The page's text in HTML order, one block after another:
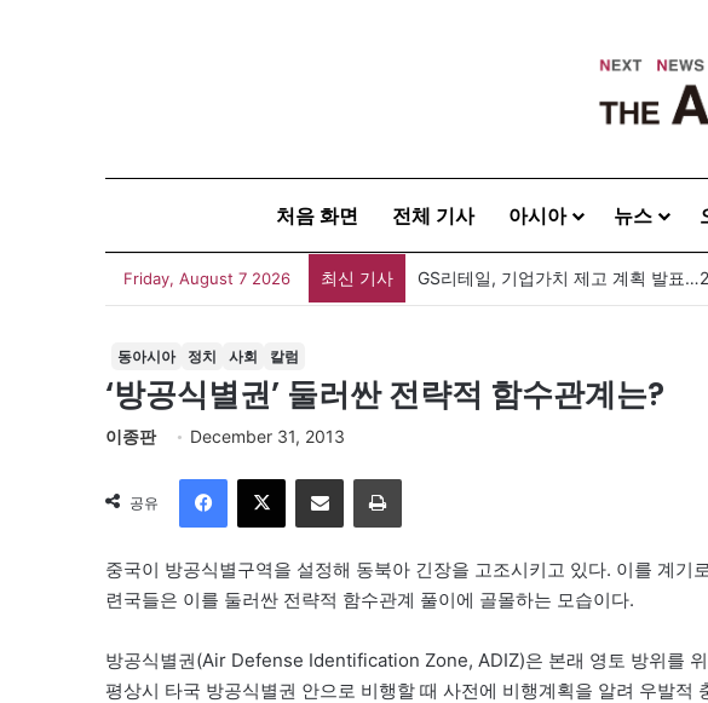
처음 화면 전체 기사 아시아 뉴스
Friday, August 7 2026 최신 기사 GS리테일, 기업가치 제고 계획 발표
동아시아 정치 사회 칼럼
‘방공식별권’ 둘러싼 전략적 함수관계는?
이종판 December 31, 2013
공유
이메일
중국이 방공식별구역을 설정해 동북아 긴장을 고조시키고 있다. 이를 계기
련국들은 이를 둘러싼 전략적 함수관계 풀이에 골몰하는 모습이다.
방공식별권(Air Defense Identification Zone, ADIZ)은 본래 영토 방위를
평상시 타국 방공식별권 안으로 비행할 때 사전에 비행계획을 알려 우발적